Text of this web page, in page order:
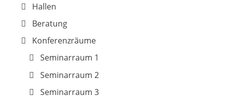
Hallen
Beratung
Konferenzräume
Seminarraum 1
Seminarraum 2
Seminarraum 3